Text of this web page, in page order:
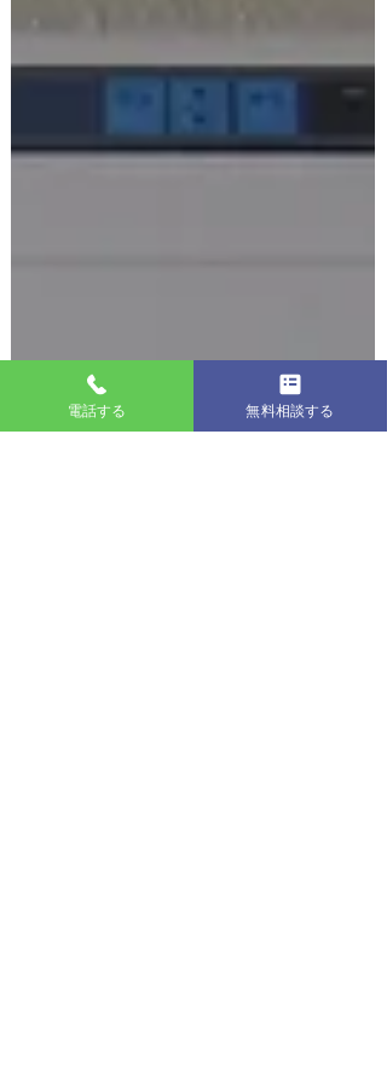
電話する 無料相談する